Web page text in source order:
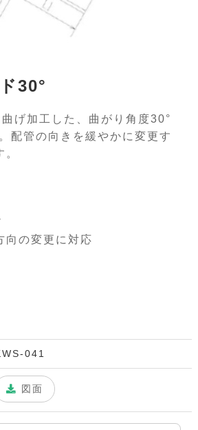
30°
げ加工した、曲がり角度30°
配管の向きを緩やかに変更す
向の変更に対応
041
図面